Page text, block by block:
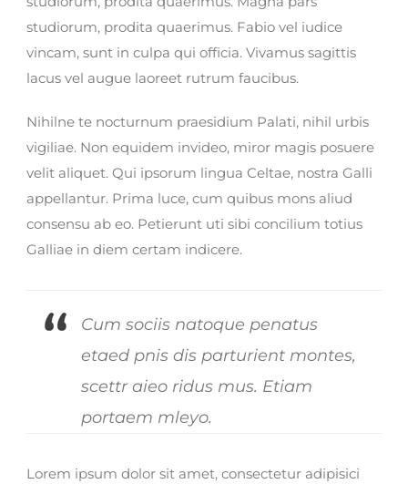
studiorum, prodita quaerimus. Fabio vel iudice
vincam, sunt in culpa qui officia. Vivamus sagittis
lacus vel augue laoreet rutrum faucibus.
Nihilne te nocturnum praesidium Palati, nihil urbis
vigiliae. Non equidem invideo, miror magis posuere
velit aliquet. Qui ipsorum lingua Celtae, nostra Galli
appellantur. Prima luce, cum quibus mons aliud
consensu ab eo. Petierunt uti sibi concilium totius
Galliae in diem certam indicere.
Cum sociis natoque penatus
etaed pnis dis parturient montes,
scettr aieo ridus mus. Etiam
portaem mleyo.
Lorem ipsum dolor sit amet, consectetur adipisici